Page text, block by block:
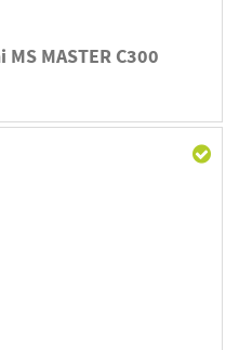
MASTER C300